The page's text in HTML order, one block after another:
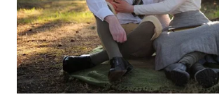
WAHANA
HEALTH
WAHANA
DESA
WISATA